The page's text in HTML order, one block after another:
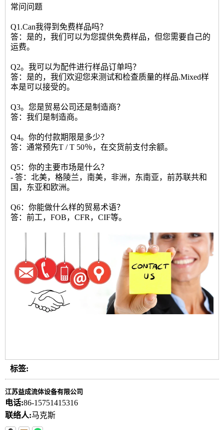
常问问题
Q1.Can我得到免费样品吗？
答：是的，我们可以为您提供免费样品，但您需要自己的
运费。
Q2。我可以为配件进行样品订单吗？
答：是的，我们欢迎您来测试和检查质量的样品.Mixed样
本是可以接受的。
Q3。您是贸易公司还是制造商？
答：我们是制造商。
Q4。你的付款期限是多少？
答：通常预先T / T 50％，在交货前支付余额。
Q5：你的主要市场是什么？
- 答：北美，格陵兰，南美，非洲，东南亚，前苏联共和
国，东亚和欧洲。
Q6：你能做什么样的贸易术语？
答：前工，FOB，CFR，CIF等。
标签:
江苏益成流体设备有限公司
电话:86-15751415316
联络人:马克斯